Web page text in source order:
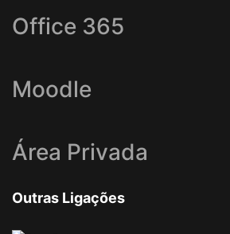
Office 365
Moodle
Área Privada
Outras Ligações